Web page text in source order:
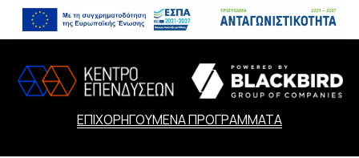
ΕΠΙΧΟΡΗΓΟΥΜΕΝΑ ΠΡΟΓΡΑΜΜΑΤΑ